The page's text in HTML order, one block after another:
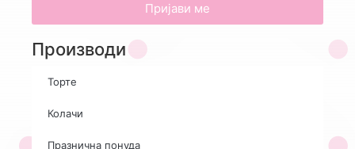
Пријави ме
Производи
Торте
Колачи
Празнична понуда